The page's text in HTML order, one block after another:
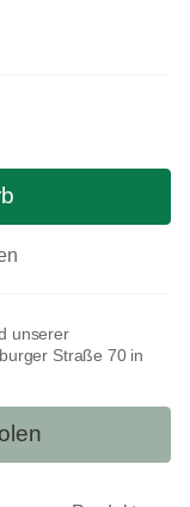
unserer
Straße 70 in